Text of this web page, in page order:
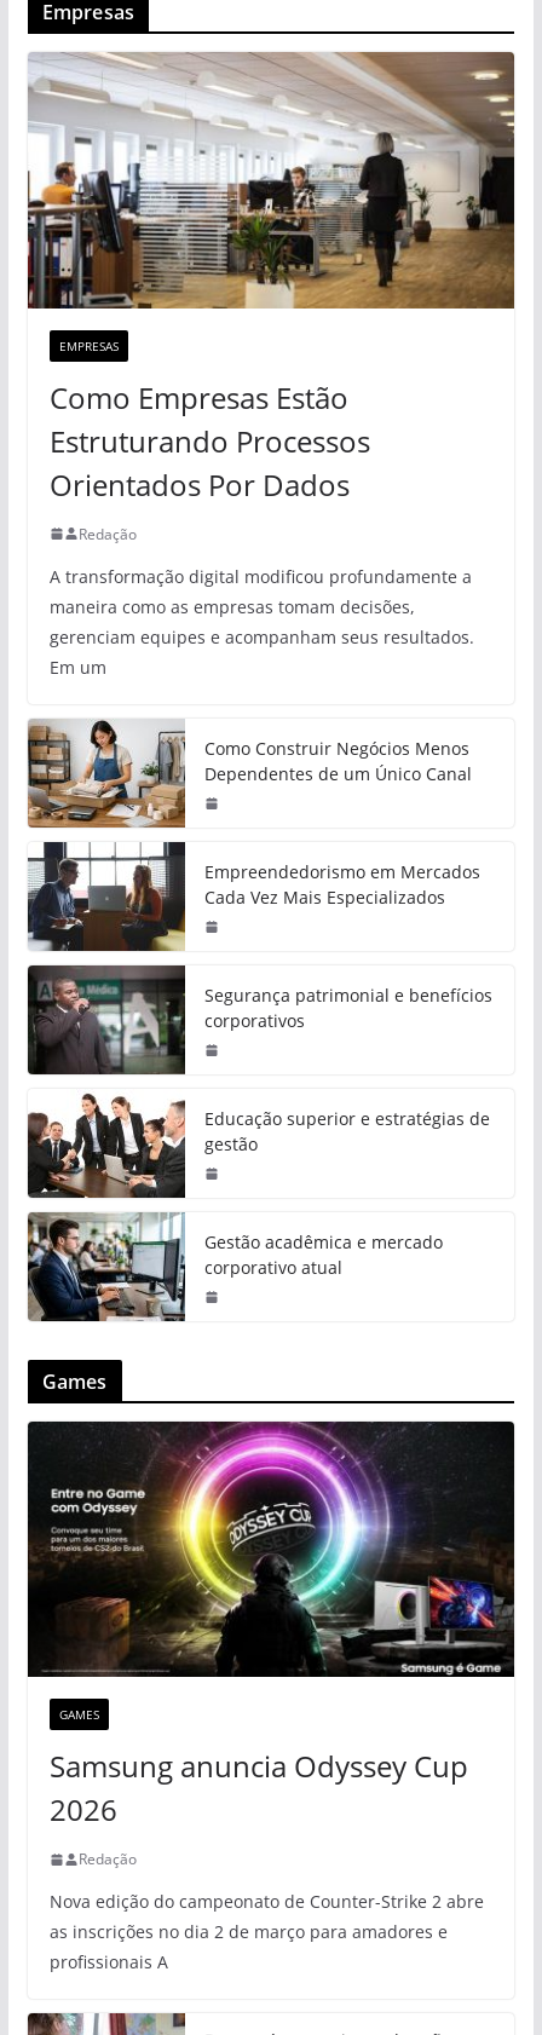
Empresas
EMPRESAS
Como Empresas Estão
Estruturando Processos
Orientados Por Dados
Redação
A transformação digital modificou profundamente a
maneira como as empresas tomam decisões,
gerenciam equipes e acompanham seus resultados.
Em um
Como Construir Negócios Menos
Dependentes de um Único Canal
Empreendedorismo em Mercados
Cada Vez Mais Especializados
Segurança patrimonial e benefícios
corporativos
Educação superior e estratégias de
gestão
Gestão acadêmica e mercado
corporativo atual
Games
GAMES
Samsung anuncia Odyssey Cup
2026
Redação
Nova edição do campeonato de Counter-Strike 2 abre
as inscrições no dia 2 de março para amadores e
profissionais A